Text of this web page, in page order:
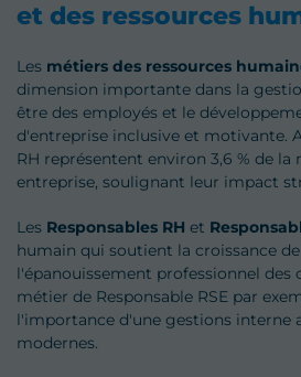
et des ressources
Les métiers des ressources
dimension importante dans la
être des employés et le
d'entreprise inclusive et motivante.
RH représentent environ 3,6 % de la
entreprise, soulignant leur impact
Les Responsables RH et
humain qui soutient la croissance
l'épanouissement professionnel des
métier de Responsable RSE par
l'importance d'une gestions interne
modernes.